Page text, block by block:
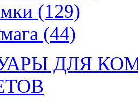
(129)
(44)
ДЛЯ